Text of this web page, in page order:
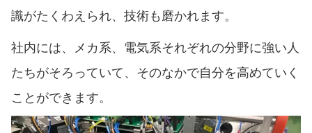
識がたくわえられ、技術も磨かれます。
社内には、メカ系、電気系それぞれの分野に強い人
たちがそろっていて、そのなかで自分を高めていく
ことができます。